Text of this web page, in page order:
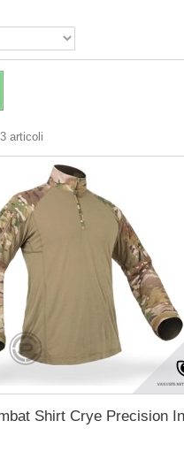
articoli
Shirt Crye Precision